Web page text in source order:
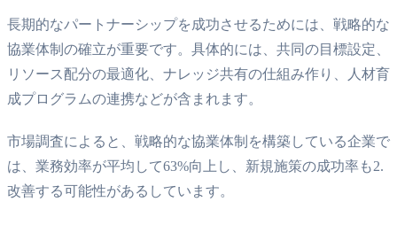
長期的なパートナーシップを成功させるためには、戦略的な
協業体制の確立が重要です。具体的には、共同の目標設定、
リソース配分の最適化、ナレッジ共有の仕組み作り、人材育
成プログラムの連携などが含まれます。
市場調査によると、戦略的な協業体制を構築している企業で
は、業務効率が平均して63%向上し、新規施策の成功率も2.
改善する可能性があるしています。